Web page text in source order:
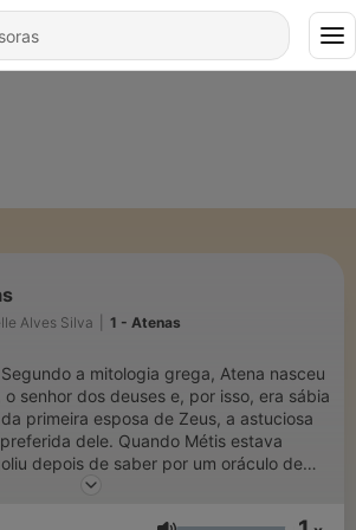
Alves Silva 1 - Atenas
senhor dos deuses e, por isso, era sábia
Quando Métis estava
depois de saber por um oráculo de
nascer mais forte que ele. Com o